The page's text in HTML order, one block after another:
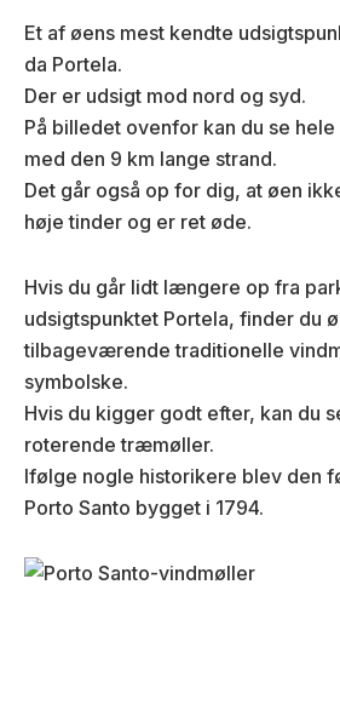
Et af øens mest kendte
da Portela.
Der er udsigt mod nord og syd.
På billedet ovenfor kan du se
med den 9 km lange strand.
Det går også op for dig, at øen
høje tinder og er ret øde.
Hvis du går lidt længere op fra
udsigtspunktet Portela, finder du
tilbageværende traditionelle
symbolske.
Hvis du kigger godt efter, kan du
roterende træmøller.
Ifølge nogle historikere blev den
Porto Santo bygget i 1794.